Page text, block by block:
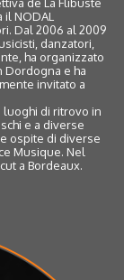
de La Flibuste
il NODAL
Dal 2006 al 2009
danzatori,
ha organizzato
Dordogna e ha
invitato a
luoghi di ritrovo in
e a diverse
ospite di diverse
Musique. Nel
a Bordeaux.